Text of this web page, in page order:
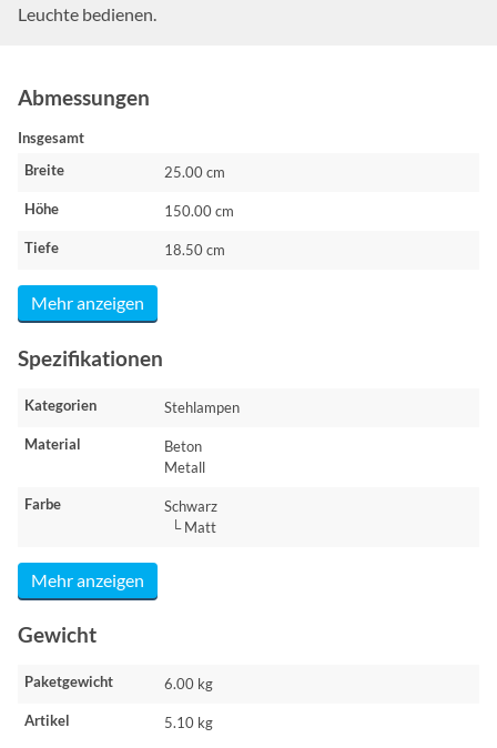
Leuchte bedienen.
Abmessungen
Insgesamt
Breite
25.00 cm
Höhe 150.00 cm
Tiefe 18.50 cm
Mehr anzeigen
Spezifikationen
Kategorien Stehlampen
Material
Beton
Metall
Farbe
Schwarz
└ Matt
Mehr anzeigen
Gewicht
Paketgewicht 6.00 kg
Artikel 5.10 kg